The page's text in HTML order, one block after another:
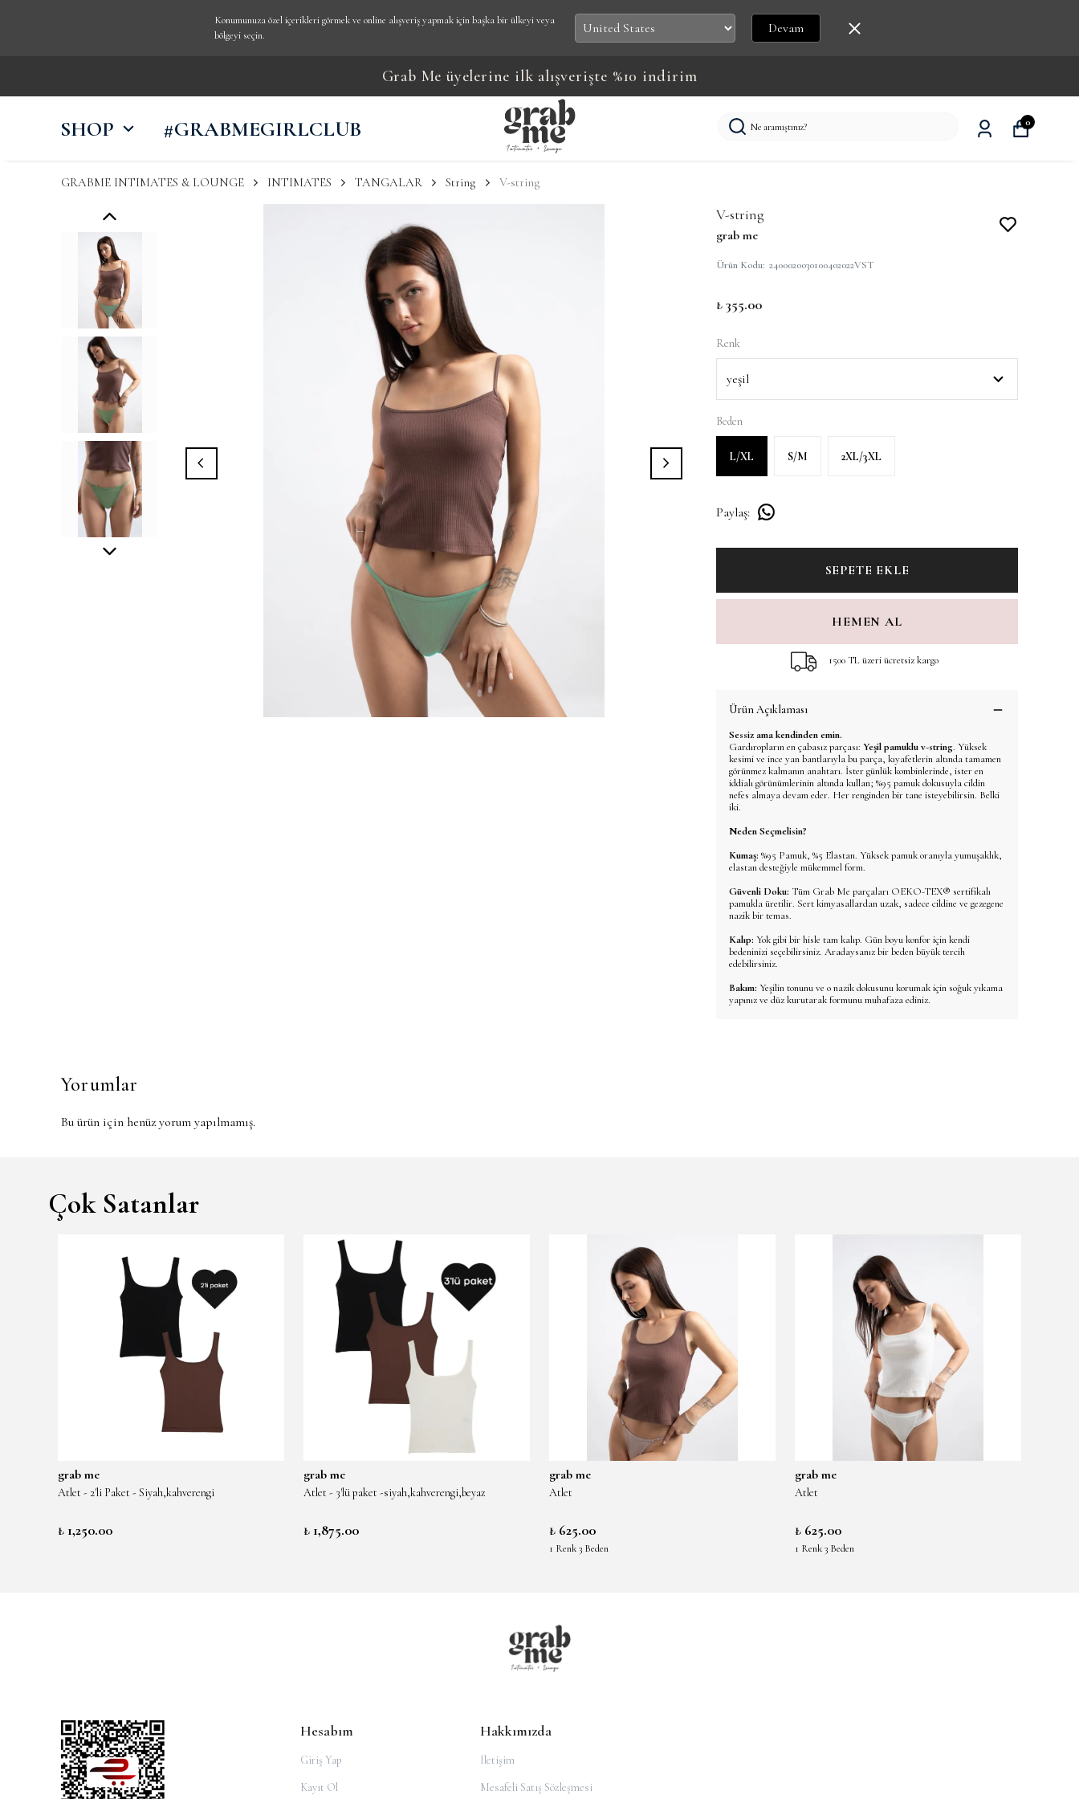
Konumunuza özel içerikleri görmek ve online alışveriş yapmak için başka bir ülkeyi veya
bölgeyi seçin.
Devam
Grab Me üyelerine ilk alışverişte %10 indirim
SHOP #GRABMEGIRLCLUB 0
GRABME INTIMATES & LOUNGE INTIMATES TANGALAR String V-string
V-string
grab me
Ürün Kodu: 2400020030100402022VST
₺ 355.00
Renk
Beden
L/XL S/M 2XL/3XL
Paylaş:
SEPETE EKLE
HEMEN AL
1500 TL üzeri ücretsiz kargo
Ürün Açıklaması
Sessiz ama kendinden emin.
Gardıropların en çabasız parçası: Yeşil pamuklu v-string. Yüksek
kesimi ve ince yan bantlarıyla bu parça, kıyafetlerin altında tamamen
görünmez kalmanın anahtarı. İster günlük kombinlerinde, ister en
iddialı görünümlerinin altında kullan; %95 pamuk dokusuyla cildin
nefes almaya devam eder. Her renginden bir tane isteyebilirsin. Belki
iki.
Neden Seçmelisin?
Kumaş: %95 Pamuk, %5 Elastan. Yüksek pamuk oranıyla yumuşaklık,
elastan desteğiyle mükemmel form.
Güvenli Doku: Tüm Grab Me parçaları OEKO-TEX® sertifikalı
pamukla üretilir. Sert kimyasallardan uzak, sadece cildine ve gezegene
nazik bir temas.
Kalıp: Yok gibi bir hisle tam kalıp. Gün boyu konfor için kendi
bedeninizi seçebilirsiniz. Aradaysanız bir beden büyük tercih
edebilirsiniz.
Bakım: Yeşilin tonunu ve o nazik dokusunu korumak için soğuk yıkama
yapınız ve düz kurutarak formunu muhafaza ediniz.
Yorumlar
Bu ürün için henüz yorum yapılmamış.
Çok Satanlar
grab me
Atlet - 2'li Paket - Siyah,kahverengi
₺ 1,250.00
grab me
Atlet - 3'lü paket -siyah,kahverengi,beyaz
₺ 1,875.00
grab me
Atlet
₺ 625.00
1 Renk 3 Beden
grab me
Atlet
₺ 625.00
1 Renk 3 Beden
Hesabım
Giriş Yap
Kayıt Ol
Hakkımızda
İletişim
Mesafeli Satış Sözleşmesi